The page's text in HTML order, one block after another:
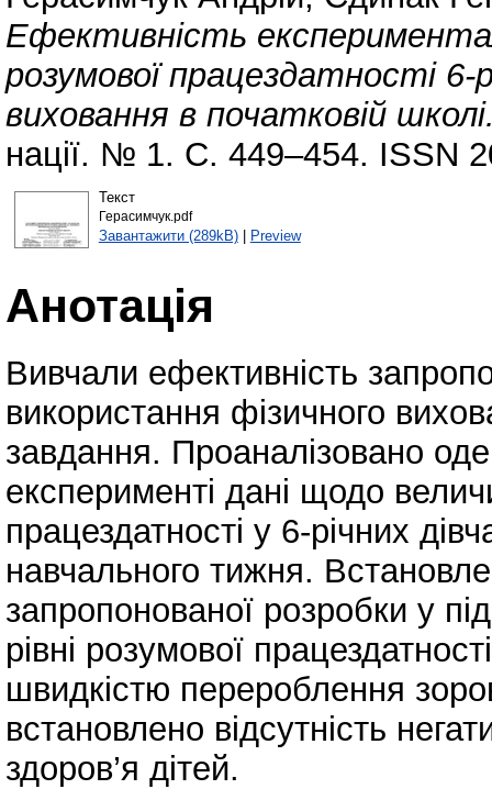
Ефективність
розумової працездатності 6-
виховання в початковій
нації. № 1. С. 449–454. ISSN
Текст
Герасимчук.pdf
Завантажити (289kB)| Preview
Анотація
Вивчали ефективність
використання фізичного
завдання. Проаналізовано
експерименті дані щодо
працездатності у 6-річних
навчального тижня.
запропонованої розробки у
рівні розумової
швидкістю перероблення
встановлено відсутність
здоров’я дітей.